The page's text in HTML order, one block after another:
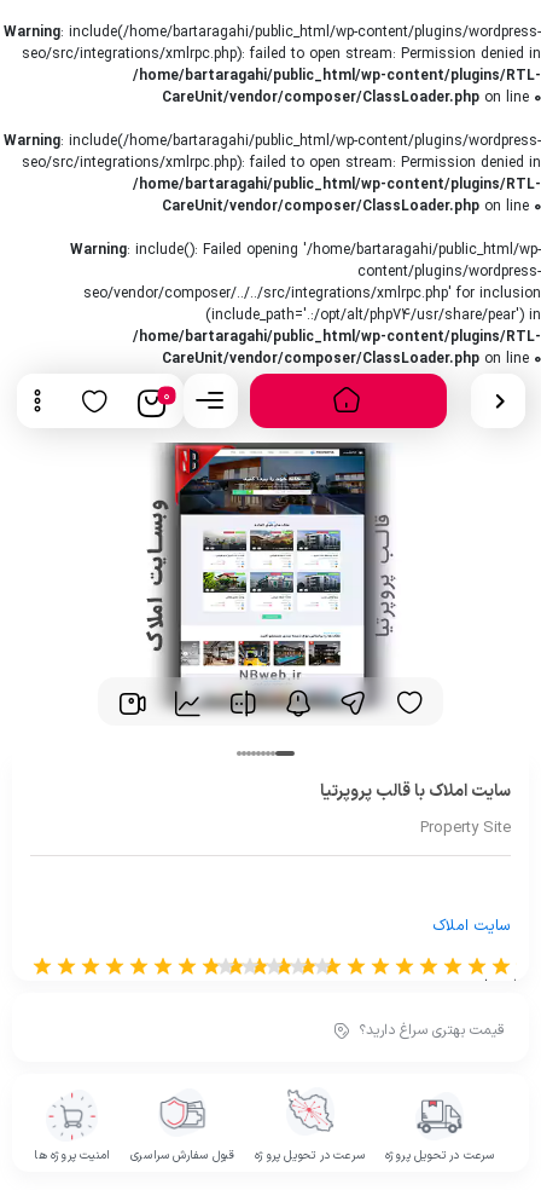
Warning: include(/home/bartaragahi/public_html/wp-content/plugins/wordpress-
seo/src/integrations/xmlrpc.php): failed to open stream: Permission denied in
/home/bartaragahi/public_html/wp-content/plugins/RTL-
CareUnit/vendor/composer/ClassLoader.php on line 0
Warning: include(/home/bartaragahi/public_html/wp-content/plugins/wordpress-
seo/src/integrations/xmlrpc.php): failed to open stream: Permission denied in
/home/bartaragahi/public_html/wp-content/plugins/RTL-
CareUnit/vendor/composer/ClassLoader.php on line 0
Warning: include(): Failed opening '/home/bartaragahi/public_html/wp-
content/plugins/wordpress-
seo/vendor/composer/../../src/integrations/xmlrpc.php' for inclusion
(include_path='.:/opt/alt/php74/usr/share/pear') in
/home/bartaragahi/public_html/wp-content/plugins/RTL-
CareUnit/vendor/composer/ClassLoader.php on line 0
0
سایت املاک با قالب پروپرتیا
Property Site
سایت املاک
از 0 رای
قیمت بهتری سراغ دارید؟
سرعت در تحویل پروژه سرعت در تحویل پروژه قبول سفارش سراسری امنیت پروژه ها